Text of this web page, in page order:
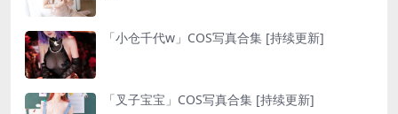
「小仓千代w」COS写真合集 [持续更新]
「叉子宝宝」COS写真合集 [持续更新]